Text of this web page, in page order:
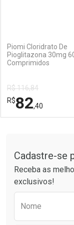
Piomi Cloridrato De
Pioglitazona 30mg
Comprimidos
R$ 116,84
R$82,40
Laboratório
Por Menos
Cadastre-se
Receba as
exclusivos!
Nome